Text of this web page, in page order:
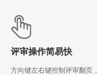
评审操作简易快
方向键左右键控制评审翻页，